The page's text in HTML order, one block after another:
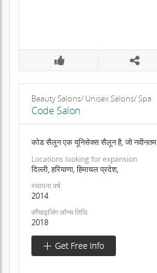
Beauty Salons/ Unisex Salons/ Spa
Code Salon
कोड सैलून एक यूनिसेक्स सैलून है, जो नवीनतम
Locations looking for expansion
दिल्ली, हरियाणा, हिमाचल प्रदेश,
स्थापना वर्ष
2014
फ़्रैंचाइजिंग लॉन्च तिथि
2018